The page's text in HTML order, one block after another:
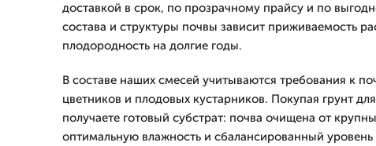
доставкой в срок, по прозрачному прайсу и по
состава и структуры почвы зависит приживаемость
плодородность на долгие годы.
В составе наших смесей учитываются требования к
цветников и плодовых кустарников. Покупая грунт
получаете готовый субстрат: почва очищена от
оптимальную влажность и сбалансированный